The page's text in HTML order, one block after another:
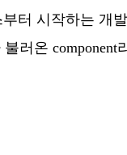
터 시작하는 개
러온